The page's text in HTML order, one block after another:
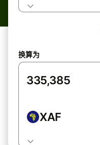
换算为
XAF